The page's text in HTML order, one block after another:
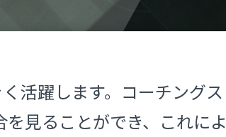
活躍します。コーチングス
見ることができ、これによ